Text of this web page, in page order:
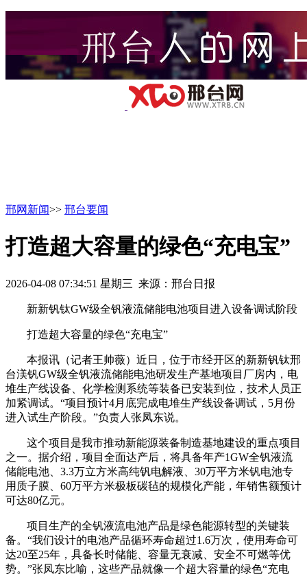
邢网新闻>> 邢台要闻
打造超大容量的绿色“充电宝”
2026-04-08 07:34:51 星期三 来源：邢台日报
新新钒钛GW级全钒液流储能电池项目进入设备调试阶段
打造超大容量的绿色“充电宝”
本报讯（记者王帅薇）近日，位于市经开区的新新钒钛邢
台渼钒GW级全钒液流储能电池研发生产基地项目厂房内，电
堆生产线设备、化学检测系统等装备已安装到位，技术人员正
加紧调试。“项目预计4月底完成电堆生产线设备调试，5月份
进入试生产阶段。”负责人张凤东说。
这个项目是我市推动新能源装备制造基地建设的重点项目
之一。据介绍，项目全面达产后，将具备年产1GW全钒液流
储能电池、3.3万立方米高纯钒电解液、30万平方米钒电池专
用质子膜、60万平方米极板碳毡的规模化产能，年销售额预计
可达80亿元。
项目生产的全钒液流电池产品是绿色能源转型的关键装
备。“我们设计的电池产品循环寿命超过1.6万次，使用寿命可
达20至25年，具备长时储能、容量无衰减、安全不可燃等优
势。”张凤东比喻，这些产品就像一个超大容量的绿色“充电